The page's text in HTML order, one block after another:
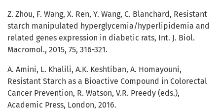
Z. Zhou, F. Wang, X. Ren, Y. Wang, C. Blanchard, Resistant
starch manipulated hyperglycemia/hyperlipidemia and
related genes expression in diabetic rats, Int. J. Biol.
Macromol., 2015, 75, 316-321.
A. Amini, L. Khalili, A.K. Keshtiban, A. Homayouni,
Resistant Starch as a Bioactive Compound in Colorectal
Cancer Prevention, R. Watson, V.R. Preedy (eds.),
Academic Press, London, 2016.